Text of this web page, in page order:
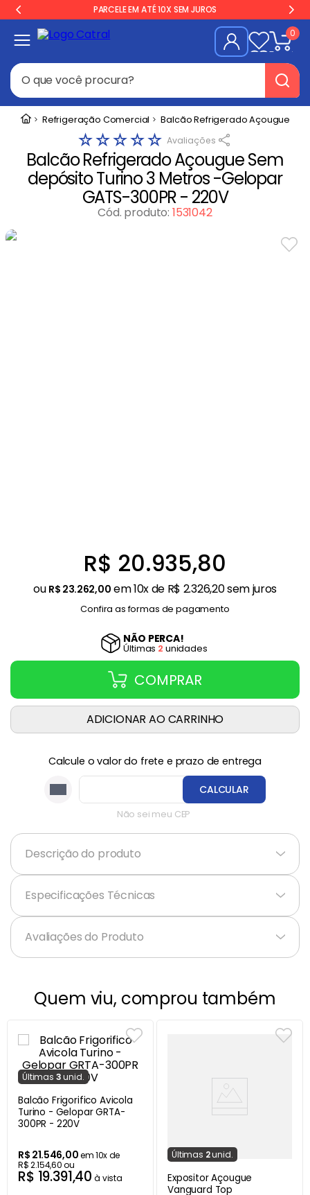
PARCELE EM ATÉ 10X SEM JUROS
0
O que você procura?
Refrigeração Comercial Balcão Refrigerado Açougue
☆☆☆☆☆
Balcão Refrigerado Açougue Sem
depósito Turino 3 Metros -Gelopar
GATS-300PR - 220V
Cód. produto: 1531042
R$ 20.935,80
ou R$ 23.262,00 em10x de R$ 2.326,20sem juros
Confira as formas de pagamento
COMPRAR
NÃO PERCA!
Últimas 2 unidades
ADICIONAR AO CARRINHO
Calcule o valor do frete e prazo de entrega
Não sei meu CEP
CALCULAR
Descrição do produto +
Especificações Técnicas +
Avaliações do Produto
Quem viu, comprou também
Últimas 3 unid.
Balcão Frigorifico Avicola
Turino - Gelopar GRTA-
300PR - 220V
R$ 21.546,00em10x de
R$2.154,60ou
R$ 19.391,40 à vista
Últimas 2unid.
Expositor Açougue
Vanguard Top
Termos mais buscados
Freezer
2º Geladeira
3º Balança